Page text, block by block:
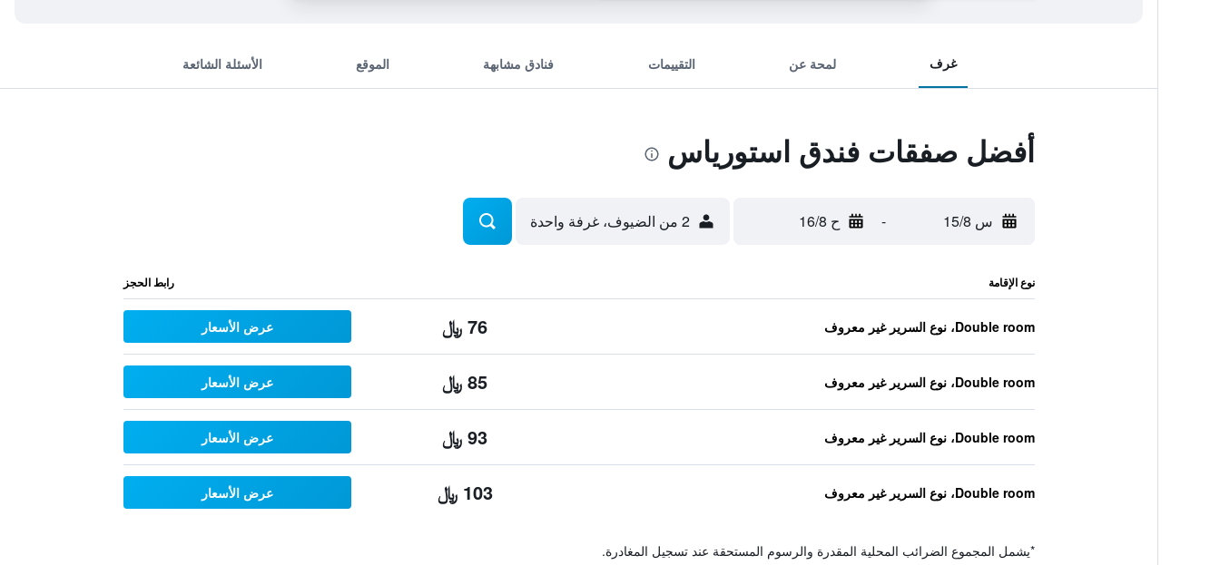
غرف لمحة عن التقييمات فنادق مشابهة الموقع الأسئلة الشائعة
أفضل صفقات فندق استورياس
س 15/8 - ح 16/8 2 من الضيوف، غرفة واحدة
نوع الإقامة رابط الحجز
Double room، نوع السرير غير معروف 76 ﷼ عرض الأسعار
Double room، نوع السرير غير معروف 85 ﷼ عرض الأسعار
Double room، نوع السرير غير معروف 93 ﷼ عرض الأسعار
Double room، نوع السرير غير معروف 103 ﷼ عرض الأسعار
*يشمل المجموع الضرائب المحلية المقدرة والرسوم المستحقة عند تسجيل المغادرة.